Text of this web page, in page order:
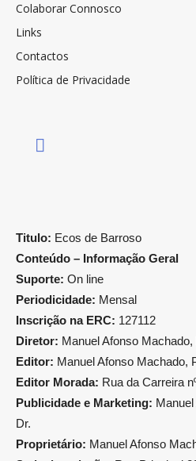
Colaborar Connosco
Links
Contactos
Política de Privacidade
Titulo: Ecos de Barroso
Conteúdo – Informação Geral
Suporte: On line
Periodicidade: Mensal
Inscrição na ERC: 127112
Diretor: Manuel Afonso
Editor: Manuel Afonso Machado,
Editor Morada: Rua da Carreira
Publicidade e Marketing:
Dr.
Proprietário: Manuel Afonso